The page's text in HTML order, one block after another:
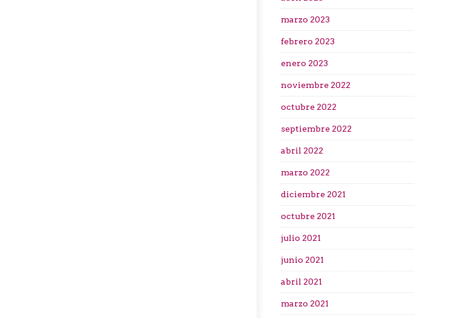
marzo 2023
febrero 2023
enero 2023
noviembre 2022
octubre 2022
septiembre 2022
abril 2022
marzo 2022
diciembre 2021
octubre 2021
julio 2021
junio 2021
abril 2021
marzo 2021